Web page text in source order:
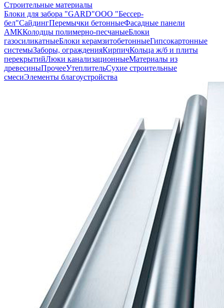
Строительные материалы
Блоки для забора "GARD"ООО "Бессер-
бел"СайдингПеремычки бетонныеФасадные панели
АМККолодцы полимерно-песчаныеБлоки
газосиликатныеБлоки керамзитобетонныеГипсокартонные
системыЗаборы, огражденияКирпичКольца ж/б и плиты
перекрытийЛюки канализационныеМатериалы из
древесиныПрочееУтеплительСухие строительные
смесиЭлементы благоустройства